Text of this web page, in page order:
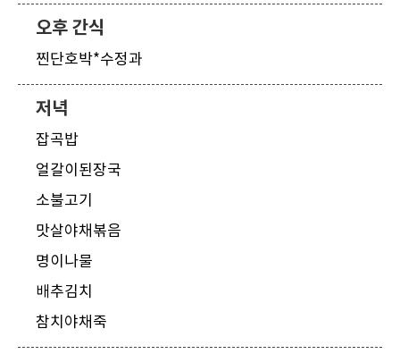
오후 간식
찐단호박*수정과
저녁
잡곡밥
얼갈이된장국
소불고기
맛살야채볶음
명이나물
배추김치
참치야채죽